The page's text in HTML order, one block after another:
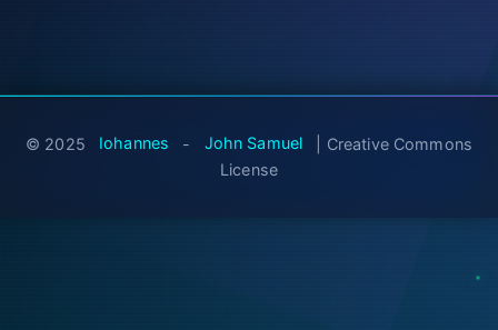
© 2025 Iohannes - John Samuel
| Creative Commons
License